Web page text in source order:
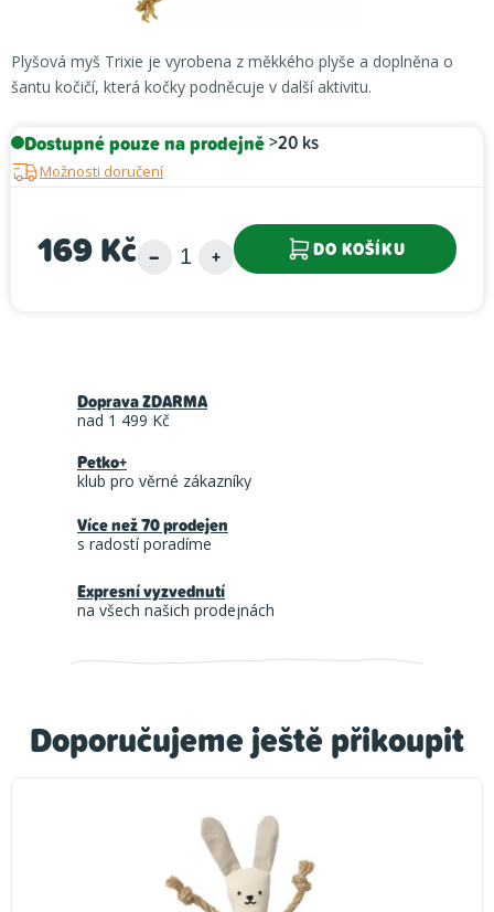
Plyšová myš Trixie je vyrobena z měkkého plyše a doplněna o
šantu kočičí, která kočky podněcuje v další aktivitu.
Dostupné pouze na prodejně>20 ks
Možnosti doručení
169 Kč DO KOŠÍKU
Doporučujeme ještě přikoupit
Doprava ZDARMA
nad 1 499 Kč
Petko+
klub pro věrné zákazníky
Více než 70 prodejen
s radostí poradíme
Expresní vyzvednutí
na všech našich prodejnách